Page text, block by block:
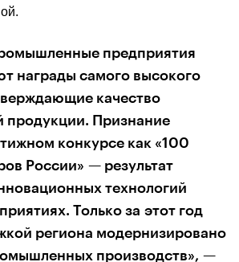
предприятия
награды самого высокого
качество
продукции. Признание
конкурсе как «100
России» — результат
технологий
Только за этот год
региона модернизировано
производств», —